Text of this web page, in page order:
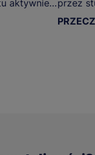
aktywnie
bije dla z
przez